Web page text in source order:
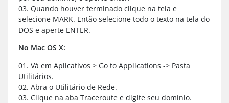
03. Quando houver terminado clique na tela e
selecione MARK. Então selecione todo o texto na tela do
DOS e aperte ENTER.
No Mac OS X:
01. Vá em Aplicativos > Go to Applications -> Pasta
Utilitários.
02. Abra o Utilitário de Rede.
03. Clique na aba Traceroute e digite seu domínio.